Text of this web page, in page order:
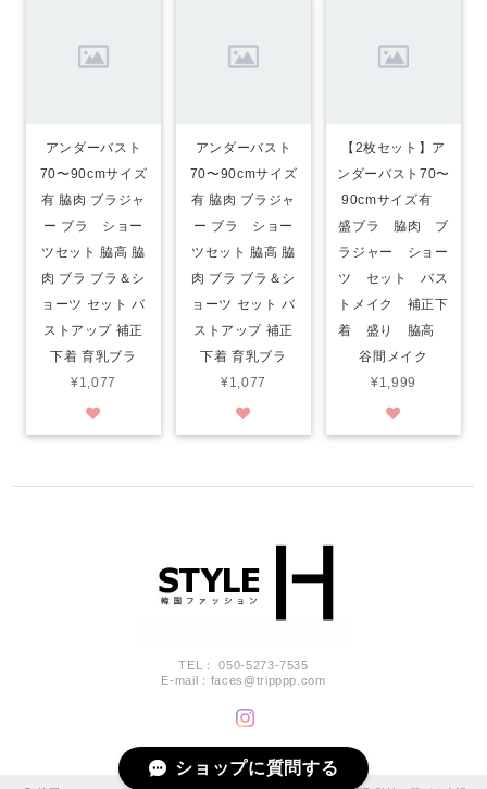
アンダーバスト
70〜90cmサイズ
有 脇肉 ブラジャ
ー ブラ ショー
ツセット 脇高 脇
肉 ブラ ブラ＆シ
ョーツ セット バ
ストアップ 補正
下着 育乳ブラ
¥1,077
アンダーバスト
70〜90cmサイズ
有 脇肉 ブラジャ
ー ブラ ショー
ツセット 脇高 脇
肉 ブラ ブラ＆シ
ョーツ セット バ
ストアップ 補正
下着 育乳ブラ
¥1,077
【2枚セット】ア
ンダーバスト70〜
90cmサイズ有
盛ブラ 脇肉 ブ
ラジャー ショー
ツ セット バス
トメイク 補正下
着 盛り 脇高
谷間メイク
¥1,999
TEL： 050-5273-7535
E-mail： faces@tripppp.com
ショップに質問する